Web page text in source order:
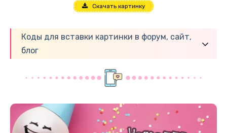
Скачать картинку
Коды для вставки картинки в форум, сайт,
блог